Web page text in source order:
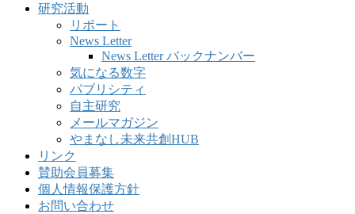
研究活動
リポート
News Letter
News Letter バックナンバー
気になる数字
パブリシティ
自主研究
メールマガジン
やまなし未来共創HUB
リンク
賛助会員募集
個人情報保護方針
お問い合わせ